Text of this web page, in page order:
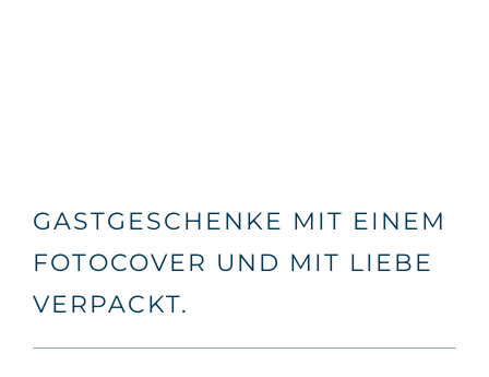
GASTGESCHENKE MIT EINEM
FOTOCOVER UND MIT LIEBE
VERPACKT.